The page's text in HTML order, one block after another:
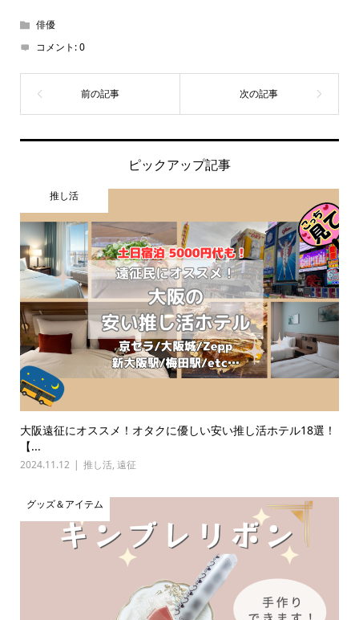
俳優
コメント:0
ピックアップ記事
推し活
大阪遠征にオススメ！オタクに優しい安い推し活ホテル18選！
【...
2024.11.12 推し活, 遠征
グッズ＆アイテム